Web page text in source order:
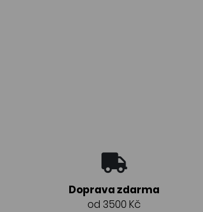
Doprava zdarma
od 3500 Kč